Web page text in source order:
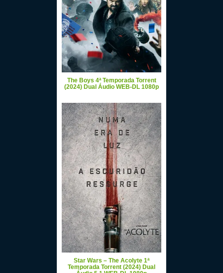
The Boys 4ª Temporada Torrent
(2024) Dual Áudio WEB-DL 1080p
Star Wars – The Acolyte 1ª
Temporada Torrent (2024) Dual